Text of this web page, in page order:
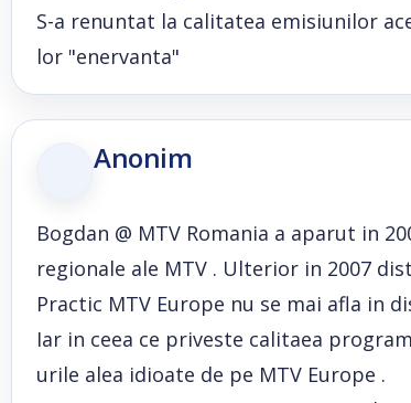
S-a renuntat la calitatea emisiunilor
lor "enervanta"
Anonim
Bogdan @ MTV Romania a aparut in
regionale ale MTV . Ulterior in 2007
Practic MTV Europe nu se mai afla in
Iar in ceea ce priveste calitaea
urile alea idioate de pe MTV Europe .